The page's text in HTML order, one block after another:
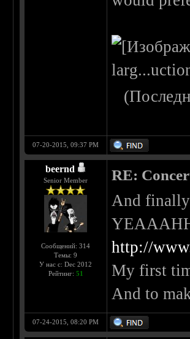
07-20-2015, 09:37 PM
beernd
Senior Member
Сообщений: 314
Темы: 9
У нас с: Dec 2012
Рейтинг: 51
RE:
And
http://
My first
And to
07-24-2015, 08:20 PM